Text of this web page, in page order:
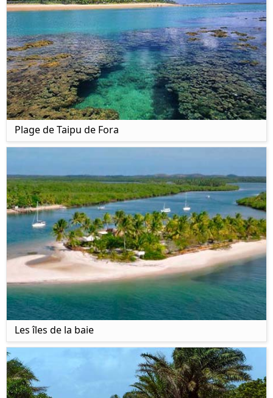
Plage de Taipu de Fora
Les îles de la baie